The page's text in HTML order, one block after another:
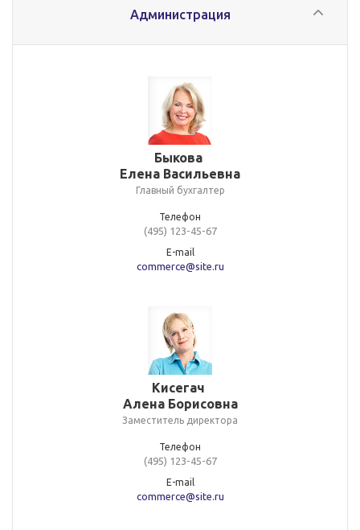
Администрация
Быкова
Елена Васильевна
Главный бухгалтер
Телефон
(495) 123-45-67
E-mail
commerce@site.ru
Кисегач
Алена Борисовна
Заместитель директора
Телефон
(495) 123-45-67
E-mail
commerce@site.ru